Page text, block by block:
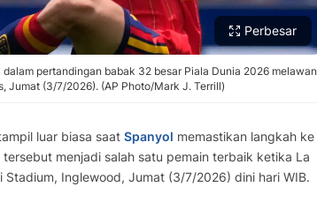
Perbesar
pertandingan babak 32 besar Piala Dunia 2026 melawan
Jumat (3/7/2026). (AP Photo/Mark J. Terrill)
luar biasa saat Spanyol memastikan langkah ke
tersebut menjadi salah satu pemain terbaik ketika La
Stadium, Inglewood, Jumat (3/7/2026) dini hari WIB.